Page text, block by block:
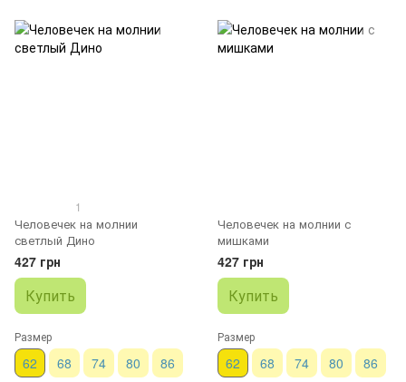
1
Человечек на молнии
светлый Дино
427 грн
Купить
Размер
62 68 74 80 86
Человечек на молнии с
мишками
427 грн
Купить
Размер
62 68 74 80 86